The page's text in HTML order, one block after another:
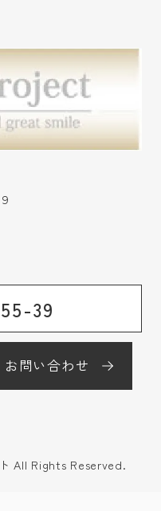
39
お問い合わせ
All Rights Reserved.